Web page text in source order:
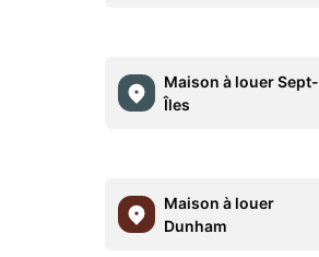
Maison à louer Sept-
Îles
Maison à louer
Dunham